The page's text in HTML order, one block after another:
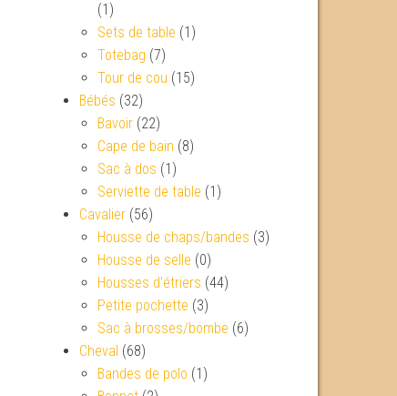
(1)
Sets de table (1)
Totebag (7)
Tour de cou (15)
Bébés (32)
Bavoir (22)
Cape de bain (8)
Sac à dos (1)
Serviette de table (1)
Cavalier (56)
Housse de chaps/bandes (3)
Housse de selle (0)
Housses d’étriers (44)
Petite pochette (3)
Sac à brosses/bombe (6)
Cheval (68)
Bandes de polo (1)